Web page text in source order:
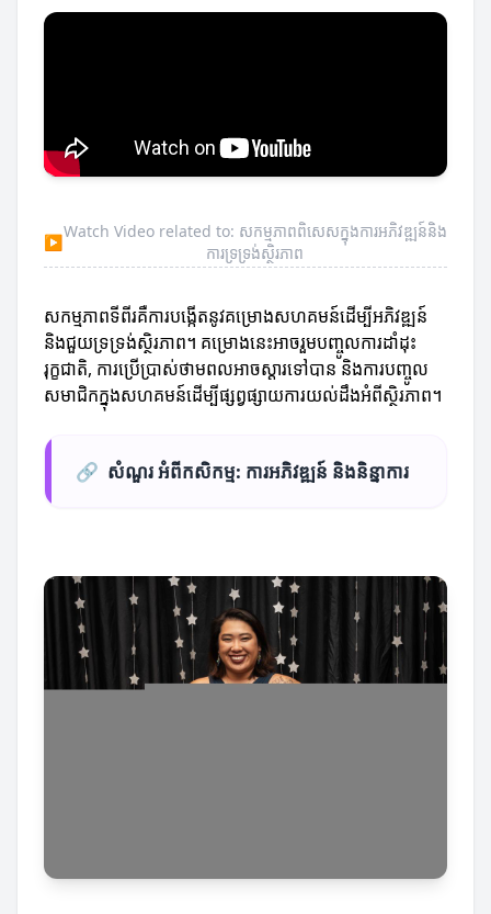
▶
Watch Video related to: សកម្មភាពពិសេសក្នុងការអភិវឌ្ឍន៍និង
ការទ្រទ្រង់ស្ថិរភាព
សកម្មភាពទីពីរគឺការបង្កើតនូវគម្រោងសហគមន៍ដើម្បីអភិវឌ្ឍន៍
និងជួយទ្រទ្រង់ស្ថិរភាព។ គម្រោងនេះអាចរួមបញ្ចូលការដាំដុះ
រុក្ខជាតិ, ការប្រើប្រាស់ថាមពលអាចស្ដារទៅបាន និងការបញ្ចូល
សមាជិកក្នុងសហគមន៍ដើម្បីផ្សព្វផ្សាយការយល់ដឹងអំពីស្ថិរភាព។
🔗 សំណួរ អំពីកសិកម្ម: ការអភិវឌ្ឍន៍ និងនិន្នាការ